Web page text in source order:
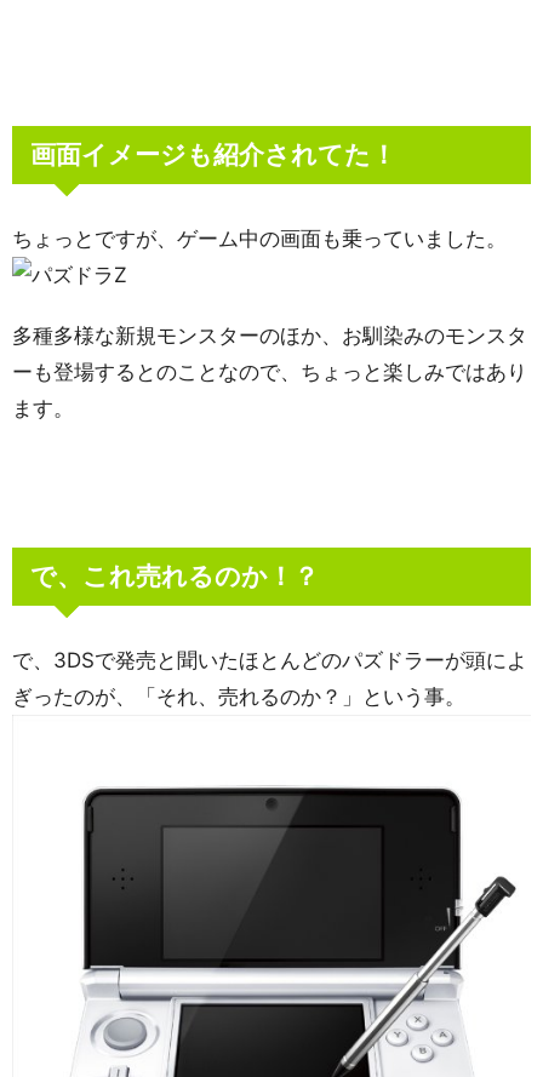
画面イメージも紹介されてた！
ちょっとですが、ゲーム中の画面も乗っていました。
多種多様な新規モンスターのほか、お馴染みのモンスタ
ーも登場するとのことなので、ちょっと楽しみではあり
ます。
で、これ売れるのか！？
で、3DSで発売と聞いたほとんどのパズドラーが頭によ
ぎったのが、「それ、売れるのか？」という事。